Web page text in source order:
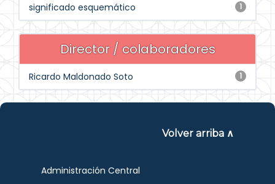
1
significado esquemático
Director / colaboradores
1
Ricardo Maldonado Soto
Volver arriba ∧
Administración Central